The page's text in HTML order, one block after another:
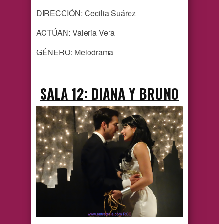
DIRECCIÓN: Cecilia Suárez
ACTÚAN: Valeria Vera
GÉNERO: Melodrama
SALA 12: DIANA Y BRUNO